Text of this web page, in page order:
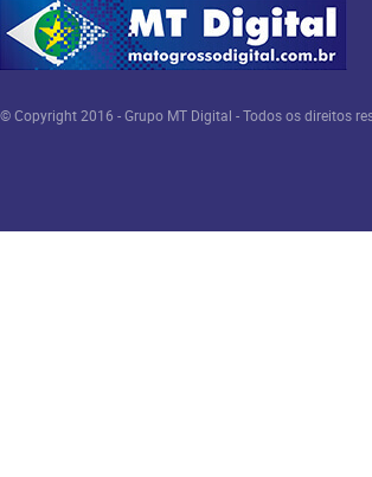
© Copyright 2016 - Grupo MT Digital - Todos os direitos